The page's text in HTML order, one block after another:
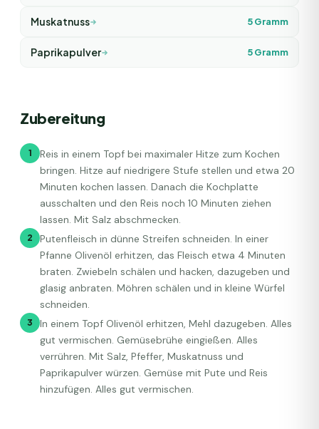
Muskatnuss 5Gramm
Paprikapulver 5Gramm
Zubereitung
1
Reis in einem Topf bei maximaler Hitze zum Kochen
bringen. Hitze auf niedrigere Stufe stellen und etwa 20
Minuten kochen lassen. Danach die Kochplatte
ausschalten und den Reis noch 10 Minuten ziehen
lassen. Mit Salz abschmecken.
2
Putenfleisch in dünne Streifen schneiden. In einer
Pfanne Olivenöl erhitzen, das Fleisch etwa 4 Minuten
braten. Zwiebeln schälen und hacken, dazugeben und
glasig anbraten. Möhren schälen und in kleine Würfel
schneiden.
3
In einem Topf Olivenöl erhitzen, Mehl dazugeben. Alles
gut vermischen. Gemüsebrühe eingießen. Alles
verrühren. Mit Salz, Pfeffer, Muskatnuss und
Paprikapulver würzen. Gemüse mit Pute und Reis
hinzufügen. Alles gut vermischen.